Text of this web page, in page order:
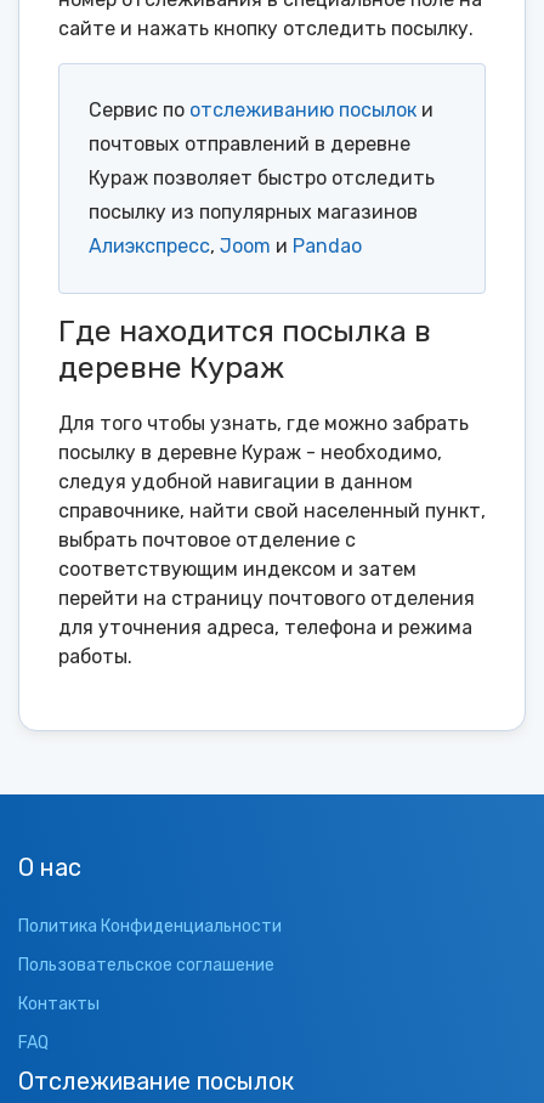
сайте и нажать кнопку отследить посылку.
Сервис по отслеживанию посылок и
почтовых отправлений в деревне
Кураж позволяет быстро отследить
посылку из популярных магазинов
Алиэкспресс, Joom и Pandao
Где находится посылка в
деревне Кураж
Для того чтобы узнать, где можно забрать
посылку в деревне Кураж - необходимо,
следуя удобной навигации в данном
справочнике, найти свой населенный пункт,
выбрать почтовое отделение с
соответствующим индексом и затем
перейти на страницу почтового отделения
для уточнения адреса, телефона и режима
работы.
О нас
Политика Конфиденциальности
Пользовательское соглашение
Контакты
FAQ
Отслеживание посылок